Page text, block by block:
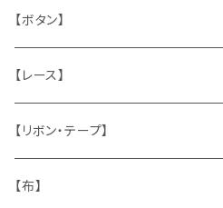
うさぎ
ハンドメイド製品
お部屋に飾るもの
メタル製品
缶、箱
陶磁器
マッチラベル、食品ラベル
蔵書票、荷札、ビュバー、伝票
シール、ステッカー、クロモス
袋、箱、ナプキン、コースター
袋、ラッピングペーパー
ひも、テープ
封筒、ポストカード
切手
スタンプ
文房具
【ボタン】
木
貝
メタル
【レース】
【リボン・テープ】
チロルテープ・イニシャルテープ
【布】